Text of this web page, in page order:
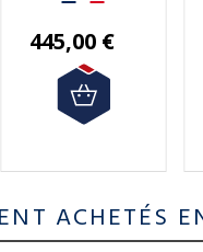
445,00 €
ACHETÉS